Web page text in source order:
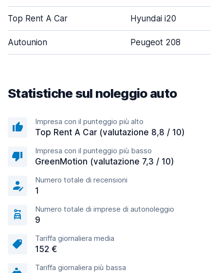
Top Rent A Car Hyundai i20
Autounion Peugeot 208
Statistiche sul noleggio auto
Impresa con il punteggio più alto
Top Rent A Car (valutazione 8,8 / 10)
Impresa con il punteggio più basso
GreenMotion (valutazione 7,3 / 10)
Numero totale di recensioni
1
Numero totale di imprese di autonoleggio
9
Tariffa giornaliera media
152 €
Tariffa giornaliera più bassa